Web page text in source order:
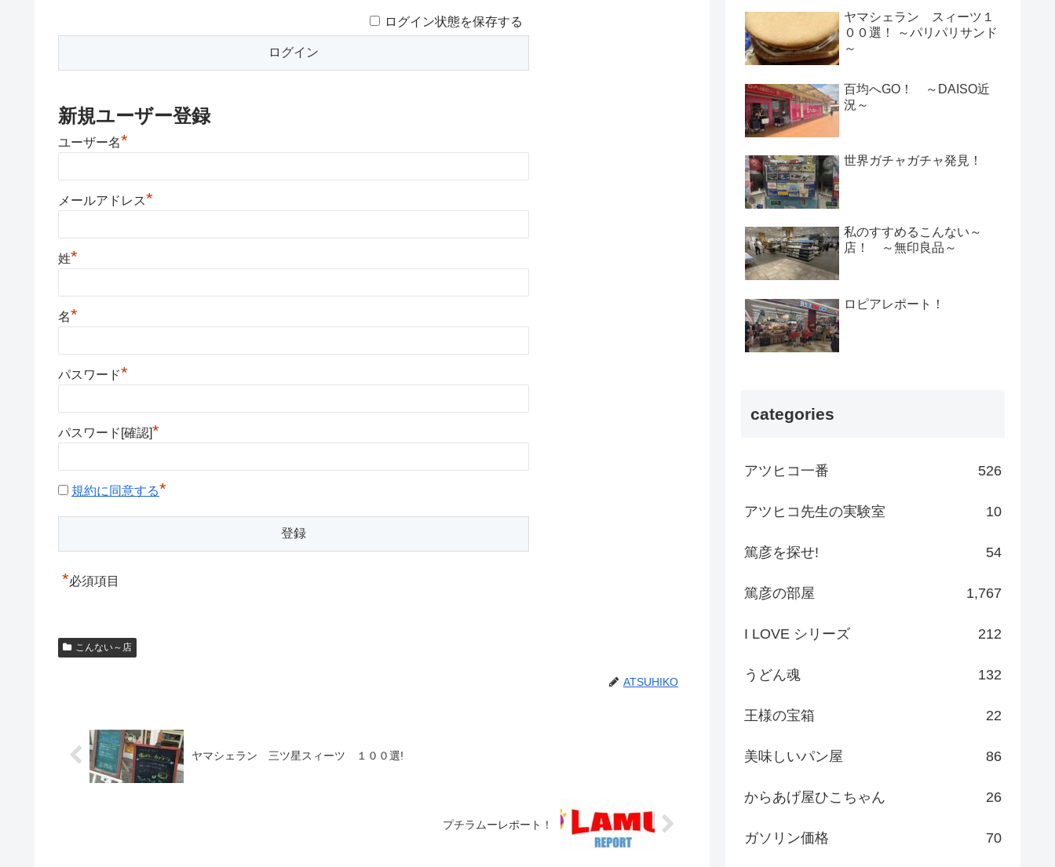
ログイン状態を保存する
新規ユーザー登録
ユーザー名*
メールアドレス*
姓*
名*
パスワード*
パスワード[確認]*
規約に同意する*
*必須項目
こんない～店
ATSUHIKO
ヤマシェラン 三ツ星スィーツ １００選!
プチラムーレポート！
ヤマシェラン スィーツ１
００選！ ～パリパリサンド
～
百均へGO！ ～DAISO近
況～
世界ガチャガチャ発見！
私のすすめるこんない～
店！ ～無印良品～
ロピアレポート！
categories
アツヒコ一番 526
アツヒコ先生の実験室 10
篤彦を探せ! 54
篤彦の部屋 1,767
I LOVE シリーズ 212
うどん魂 132
王様の宝箱 22
美味しいパン屋 86
からあげ屋ひこちゃん 26
ガソリン価格 70